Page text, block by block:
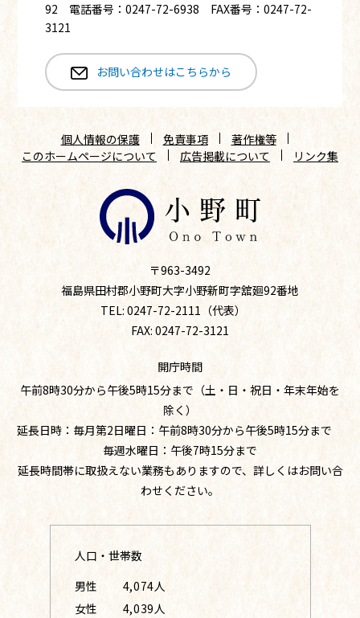
92 電話番号：0247-72-6938 FAX番号：0247-72-
3121
お問い合わせはこちらから
個人情報の保護 免責事項
著作権等
このホームページについて
広告掲載について リンク集
〒963-3492
福島県田村郡小野町大字小野新町字舘廻92番地
TEL: 0247-72-2111（代表）
FAX: 0247-72-3121
開庁時間
午前8時30分から午後5時15分まで（土・日・祝日・年末年始を
除く）
延長日時：毎月第2日曜日：午前8時30分から午後5時15分まで
毎週水曜日：午後7時15分まで
延長時間帯に取扱えない業務もありますので、詳しくはお問い合
わせください。
人口・世帯数
男性
4,074人
女性
4,039人